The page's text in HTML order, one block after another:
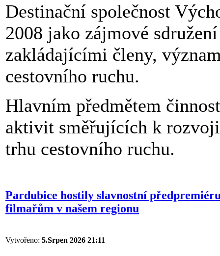
Destinační společnost
2008 jako zájmové
zakládajícími členy,
cestovního ruchu.
Hlavním předmětem
aktivit směřujících k rozvoji
trhu cestovního ruchu.
Pardubice hostily slavnostní
filmařům v našem regionu
Vytvořeno: 5.Srpen 2026 21:11